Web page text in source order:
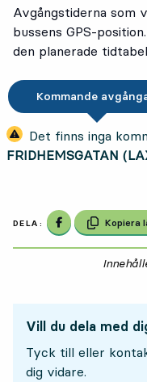
Avgångstiderna som
bussens GPS-
den planerade
Kommande
Det finns inga
FRIDHEMSGATAN
DELA: Dela på Kopiera
Vill du dela med
Tyck till eller
dig vidare.